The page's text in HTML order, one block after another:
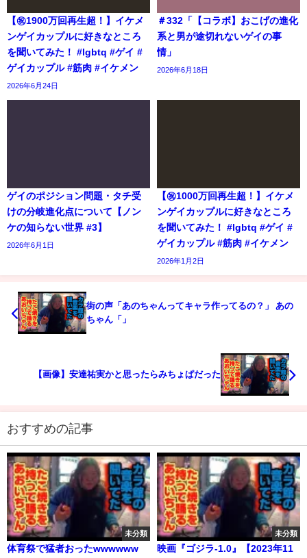
【㊗️1900万回再生超！】イケメ
ンゲイカップルに好きなところ
を聞いてみた！ #lgbtq #ゲイ #
ゲイカップル #筋肉 #イケメン
2026年6月24日
＃332「【コラボ】おこげの進化
系と男が途切れないゲイの事
情」
2026年6月18日
ゲイのポジション問題・タチ受
けの分岐進化点について【ノン
ケの知らない世界 #3】
2026年6月1日
【㊗️1000万回再生超！】イケメ
ンゲイカップルに好きなところ
を聞いてみた！ #lgbtq #ゲイ #
ゲイカップル #筋肉 #イケメン
2026年1月2日
街の声「あのちゃんってキャラ作ってるの？」 あの
ちゃん「」
【画像】安達祐実かと思ったらみちょぱだった
おすすめの記事
未分類
体育祭で猛者おったwwwwww
未分類
映画『ゴジラ-1.0』【2023年11